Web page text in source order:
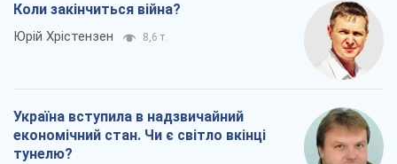
Коли закінчиться війна?
Юрій Хрістензен 8,6 т.
Україна вступила в надзвичайний
економічний стан. Чи є світло вкінці
тунелю?